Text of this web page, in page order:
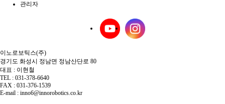
관리자
이노로보틱스(주)
경기도 화성시 정남면 정남산단로 80
대표 : 이현철
TEL : 031-378-6640
FAX : 031-376-1539
E-mail : inno6@innorobotics.co.kr